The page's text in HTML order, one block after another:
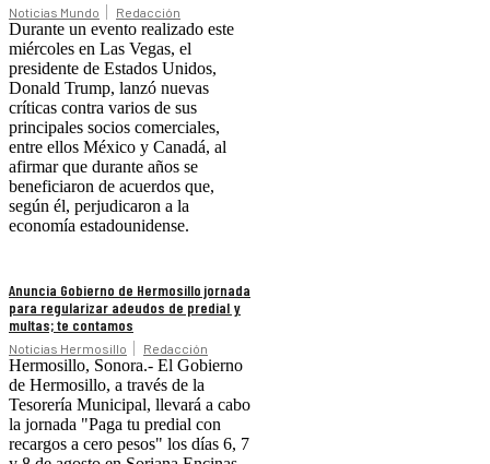
Noticias Mundo Redacción
Durante un evento realizado este
miércoles en Las Vegas, el
presidente de Estados Unidos,
Donald Trump, lanzó nuevas
críticas contra varios de sus
principales socios comerciales,
entre ellos México y Canadá, al
afirmar que durante años se
beneficiaron de acuerdos que,
según él, perjudicaron a la
economía estadounidense.
Anuncia Gobierno de Hermosillo jornada
para regularizar adeudos de predial y
multas; te contamos
Noticias Hermosillo Redacción
Hermosillo, Sonora.- El Gobierno
de Hermosillo, a través de la
Tesorería Municipal, llevará a cabo
la jornada "Paga tu predial con
recargos a cero pesos" los días 6, 7